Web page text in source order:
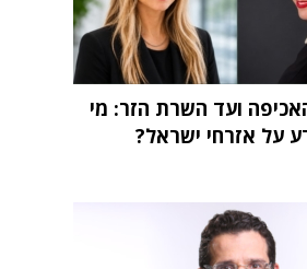
ועד השרת הזר: מי
על אזרחי ישראל?